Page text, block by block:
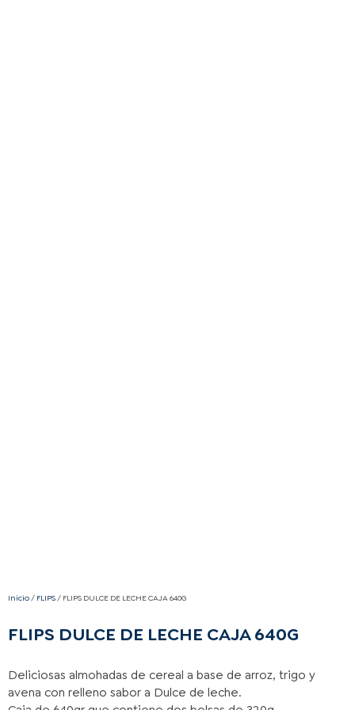
Inicio/ FLIPS/ FLIPS DULCE DE LECHE CAJA 640G
FLIPS DULCE DE LECHE CAJA 640G
Deliciosas almohadas de cereal a base de arroz, trigo y
avena con relleno sabor a Dulce de leche.